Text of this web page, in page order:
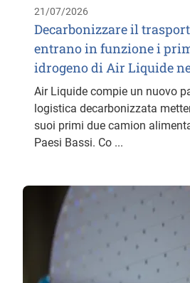
21/07/2026
Decarbonizzare il
entrano in funzione i
idrogeno di Air Liquide
Air Liquide compie un nuovo
logistica decarbonizzata
suoi primi due camion
Paesi Bassi. Co ...